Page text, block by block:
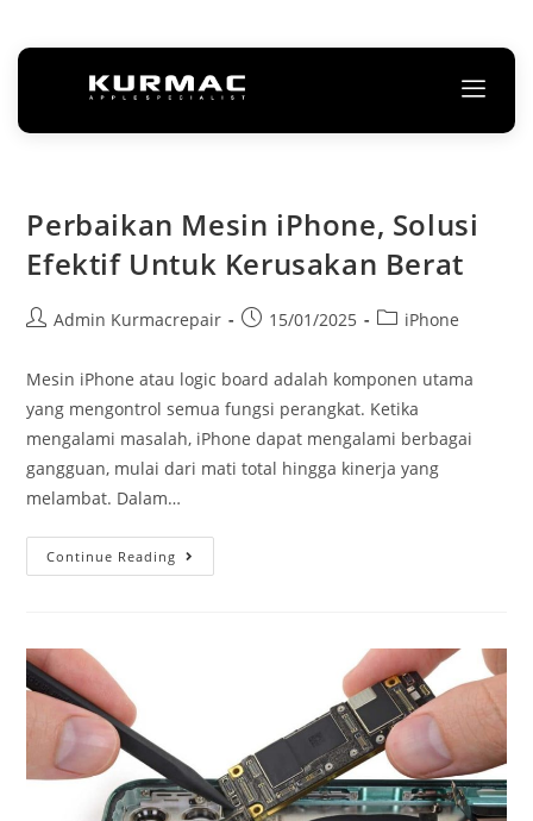
Perbaikan Mesin iPhone, Solusi
Efektif Untuk Kerusakan Berat
Admin Kurmacrepair 15/01/2025 iPhone
Mesin iPhone atau logic board adalah komponen utama
yang mengontrol semua fungsi perangkat. Ketika
mengalami masalah, iPhone dapat mengalami berbagai
gangguan, mulai dari mati total hingga kinerja yang
melambat. Dalam…
Continue Reading